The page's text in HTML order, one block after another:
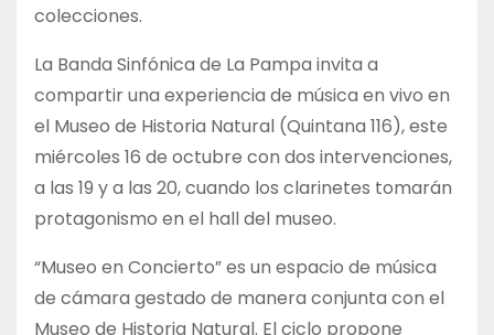
colecciones.
La Banda Sinfónica de La Pampa invita a
compartir una experiencia de música en vivo en
el Museo de Historia Natural (Quintana 116), este
miércoles 16 de octubre con dos intervenciones,
a las 19 y a las 20, cuando los clarinetes tomarán
protagonismo en el hall del museo.
“Museo en Concierto” es un espacio de música
de cámara gestado de manera conjunta con el
Museo de Historia Natural. El ciclo propone